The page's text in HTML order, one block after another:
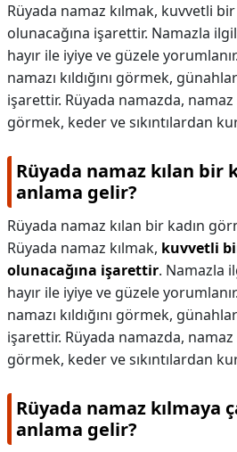
Rüyada namaz kılmak, kuvvetli
olunacağına işarettir. Namazla
hayır ile iyiye ve güzele
namazı kıldığını görmek,
işarettir. Rüyada namazda,
görmek, keder ve sıkıntılardan
Rüyada namaz kılan bir
anlama gelir?
Rüyada namaz kılan bir kadın
Rüyada namaz kılmak, kuvvetli
olunacağına işarettir. Namazla
hayır ile iyiye ve güzele
namazı kıldığını görmek,
işarettir. Rüyada namazda,
görmek, keder ve sıkıntılardan
Rüyada namaz kılmaya
anlama gelir?